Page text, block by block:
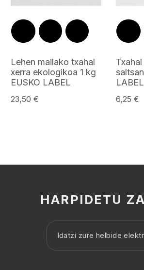
Lehen mailako txahal
xerra ekologikoa 1 kg
EUSKO LABEL
23,50 € 6,25 €
HARPIDETU